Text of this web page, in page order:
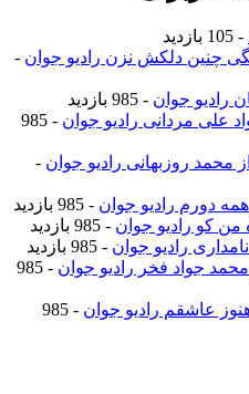
دلکش نزن رادیو جوان -
- 985 بازدید
رادیو جوان
- 985
رادیو جوان -
جوان - 985 بازدید
جوان - 985 بازدید
جوان - 985 بازدید
فخر رادیو جوان
- 985
رادیو جوان
- 985